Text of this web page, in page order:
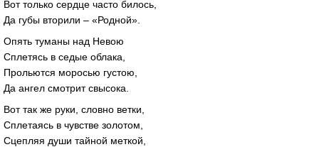
Вот только сердце часто билось,
Да губы вторили – «Родной».
Опять туманы над Невою
Сплетясь в седые облака,
Прольются моросью густою,
Да ангел смотрит свысока.
Вот так же руки, словно ветки,
Сплетаясь в чувстве золотом,
Сцепляя души тайной меткой,